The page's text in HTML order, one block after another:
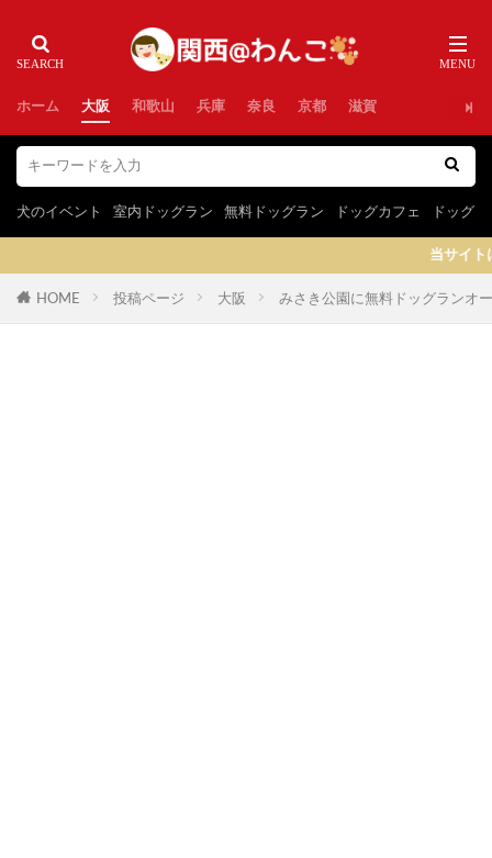
ホーム 大阪 和歌山 兵庫 奈良 京都 滋賀
犬のイベント 室内ドッグラン 無料ドッグラン ドッグカフェ ドッグラ
当サイトはプロモーションを含み
HOME 投稿ページ 大阪 みさき公園に無料ドッグランオ